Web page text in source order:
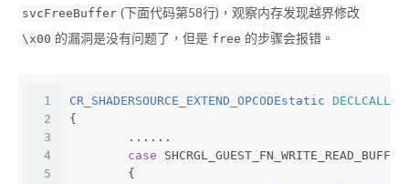
svcFreeBuffer (下面代码第58行)，观察内存发现越界修改
\x00 的漏洞是没有问题了，但是 free 的步骤会报错。
1
2
3
4
5
CR_SHADERSOURCE_EXTEND_OPCODEstatic
{
        ......
case
        {